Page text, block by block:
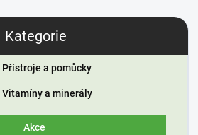
Kategorie
Přístroje a pomůcky
Vitamíny a minerály
Akce